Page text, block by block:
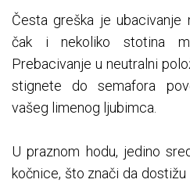
Česta greška je ubacivanje
čak i nekoliko stotina
Prebacivanje u neutralni
stignete do semafora
vašeg limenog ljubimca.
U praznom hodu, jedino
kočnice, što znači da